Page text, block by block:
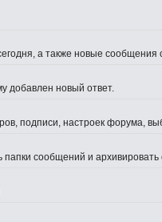
а также новые
добавлен новый ответ.
подписи, настроек форума,
папки сообщений и